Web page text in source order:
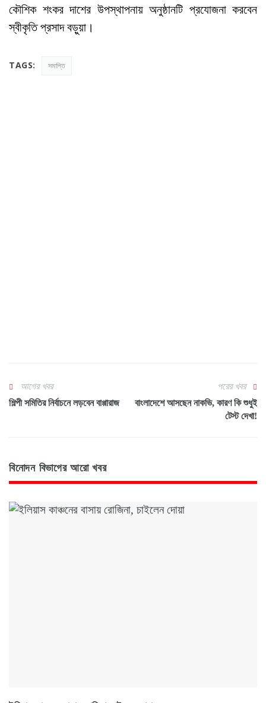
কৌশিক শংকর দাশের উপস্থাপনায় অনুষ্ঠানটি প্রযোজনা করবেন
স্বীকৃতি প্রসাদ বড়ুয়া।
TAGS: সমাপ্তি
আগের খবর
শিল্পী সমিতির নির্বাচনে লড়বেন বাপ্পারাজ
পরের খবর
বাংলাদেশে আসছেন নাকভি, কারণ কি শুধুই
টেস্ট দেখা!
বিনোদন বিভাগের আরো খবর